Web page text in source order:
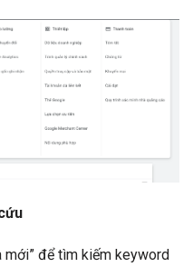
mới” để tìm kiếm keyword